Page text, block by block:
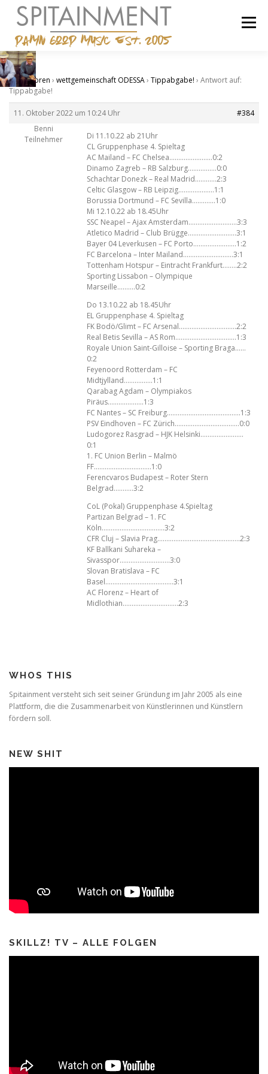
springen
Menü
STARTSEITE
Start›Foren › wettgemeinschaft ODESSA› Tippabgabe! › Antwort auf:
Tippabgabe!
11. Oktober 2022 um 10:24 Uhr
#384
Benni
Teilnehmer
Di 11.10.22 ab 21Uhr
CL Gruppenphase 4. Spieltag
AC Mailand – FC Chelsea……………………0:2
Dinamo Zagreb – RB Salzburg…………….0:0
Schachtar Donezk – Real Madrid…………2:3
Celtic Glasgow – RB Leipzig………………..1:1
Borussia Dortmund – FC Sevilla………….1:0
Mi 12.10.22 ab 18.45Uhr
SSC Neapel – Ajax Amsterdam………………………3:3
Atletico Madrid – Club Brügge………………………3:1
Bayer 04 Leverkusen – FC Porto……………………1:2
FC Barcelona – Inter Mailand……………………….3:1
Tottenham Hotspur – Eintracht Frankfurt……..2:2
Sporting Lissabon – Olympique
Marseille……….0:2
Do 13.10.22 ab 18.45Uhr
EL Gruppenphase 4. Spieltag
FK Bodö/Glimt – FC Arsenal…………………………..2:2
Real Betis Sevilla – AS Rom…………………………….1:3
Royale Union Saint-Gilloise – Sporting Braga……
0:2
Feyenoord Rotterdam – FC
Midtjylland…………….1:1
Qarabag Agdam – Olympiakos
Piräus………………..1:3
FC Nantes – SC Freiburg…………………………………..1:3
PSV Eindhoven – FC Zürich………………………………0:0
Ludogorez Rasgrad – HJK Helsinki……………………
0:1
1. FC Union Berlin – Malmö
FF…………………………..1:0
Ferencvaros Budapest – Roter Stern
Belgrad………..3:2
CoL (Pokal) Gruppenphase 4.Spieltag
Partizan Belgrad – 1. FC
Köln……………………………..3:2
CFR Cluj – Slavia Prag……………………………………….2:3
KF Ballkani Suhareka –
Sivasspor……………………….3:0
Slovan Bratislava – FC
Basel………………………………..3:1
AC Florenz – Heart of
Midlothian………………………….2:3
WHOS THIS
Spitainment versteht sich seit seiner Gründung im Jahr 2005 als eine
Plattform, die die Zusammenarbeit von Künstlerinnen und Künstlern
fördern soll.
NEW SHIT
SKILLZ! TV – ALLE FOLGEN